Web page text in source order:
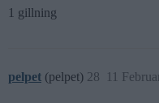
1 gillning
pelpet (pelpet) 11
28